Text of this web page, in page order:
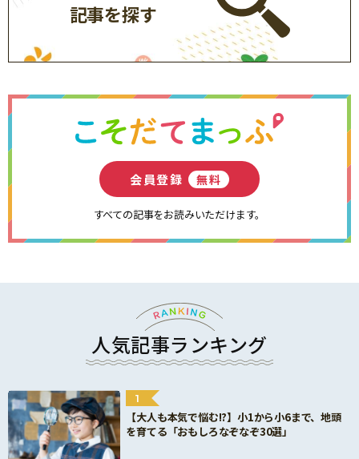
記事を探す
会員登録 無料
すべての記事をお読みいただけます。
人気記事ランキング
1
【大人も本気で悩む!?】小1から小6まで、地頭
を育てる「おもしろなぞなぞ30選」